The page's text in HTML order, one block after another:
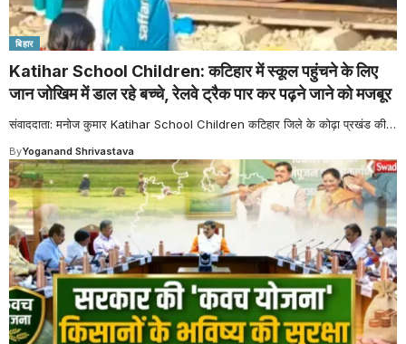
बिहार
Katihar School Children: कटिहार में स्कूल पहुंचने के लिए
जान जोखिम में डाल रहे बच्चे, रेलवे ट्रैक पार कर पढ़ने जाने को मजबूर
संवाददाता: मनोज कुमार Katihar School Children कटिहार जिले के कोढ़ा प्रखंड की…
ByYoganand Shrivastava